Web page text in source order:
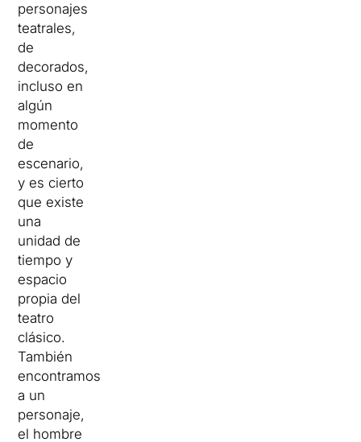
personajes
teatrales,
de
decorados,
incluso en
algún
momento
de
escenario,
y es cierto
que existe
una
unidad de
tiempo y
espacio
propia del
teatro
clásico.
También
encontramos
a un
personaje,
el hombre